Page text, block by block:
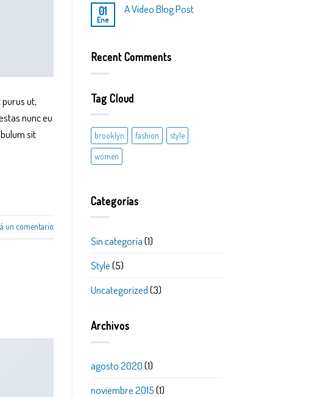
ut,
nunc eu
sit
un comentario
01
Ene
A Video Blog Post
Recent Comments
Tag Cloud
brooklyn fashion
style
women
Categorías
Sin categoría(1)
Style(5)
Uncategorized(3)
Archivos
agosto 2020(1)
noviembre 2015(1)